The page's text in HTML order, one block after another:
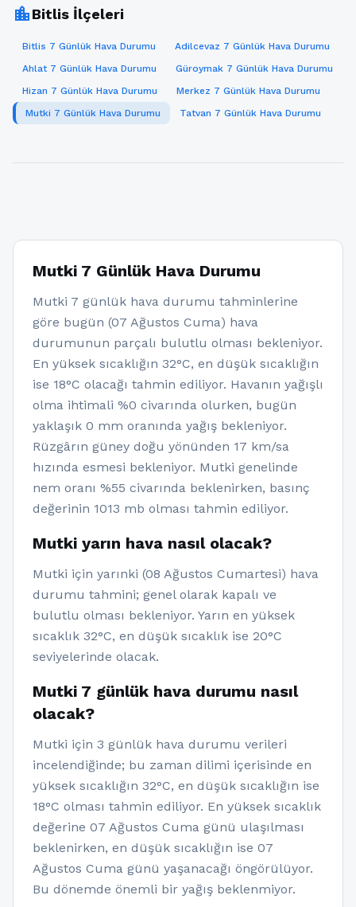
location_cityBitlis İlçeleri
Bitlis 7 Günlük Hava Durumu
Adilcevaz 7 Günlük Hava Durumu
Ahlat 7 Günlük Hava Durumu
Güroymak 7 Günlük Hava Durumu
Hizan 7 Günlük Hava Durumu
Merkez 7 Günlük Hava Durumu
Mutki 7 Günlük Hava Durumu
Tatvan 7 Günlük Hava Durumu
Mutki 7 Günlük Hava Durumu
Mutki 7 günlük hava durumu tahminlerine
göre bugün (07 Ağustos Cuma) hava
durumunun parçalı bulutlu olması bekleniyor.
En yüksek sıcaklığın 32°C, en düşük sıcaklığın
ise 18°C olacağı tahmin ediliyor. Havanın yağışlı
olma ihtimali %0 civarında olurken, bugün
yaklaşık 0 mm oranında yağış bekleniyor.
Rüzgârın güney doğu yönünden 17 km/sa
hızında esmesi bekleniyor. Mutki genelinde
nem oranı %55 civarında beklenirken, basınç
değerinin 1013 mb olması tahmin ediliyor.
Mutki yarın hava nasıl olacak?
Mutki için yarınki (08 Ağustos Cumartesi) hava
durumu tahmini; genel olarak kapalı ve
bulutlu olması bekleniyor. Yarın en yüksek
sıcaklık 32°C, en düşük sıcaklık ise 20°C
seviyelerinde olacak.
Mutki 7 günlük hava durumu nasıl
olacak?
Mutki için 3 günlük hava durumu verileri
incelendiğinde; bu zaman dilimi içerisinde en
yüksek sıcaklığın 32°C, en düşük sıcaklığın ise
18°C olması tahmin ediliyor. En yüksek sıcaklık
değerine 07 Ağustos Cuma günü ulaşılması
beklenirken, en düşük sıcaklığın ise 07
Ağustos Cuma günü yaşanacağı öngörülüyor.
Bu dönemde önemli bir yağış beklenmiyor.